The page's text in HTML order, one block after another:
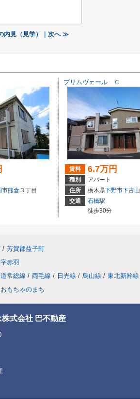
内見（見学）｜次へ ≫
市熊倉 ３丁目
プリムヴェール Ｃ
賃料 6.7万円
種別
アパート
住所
栃木県下野市下古山
交通
石橋駅
徒歩30分
/ 芳賀郡益子町
赤羽
常総線 / 両毛線 / 日光線 / 烏山線 / 東北新幹線
おもちゃのまち
式会社 巴不動産